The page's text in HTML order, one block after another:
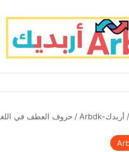
/ أربدك-Arbdk / حروف العطف في